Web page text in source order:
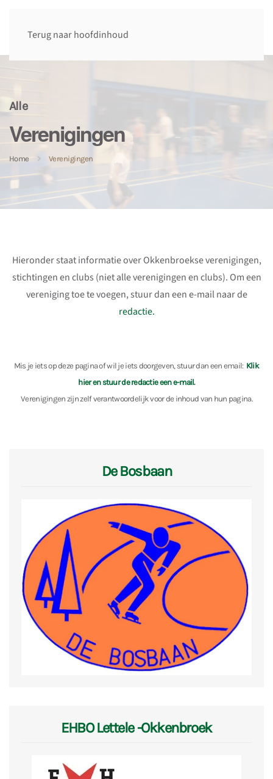
Terug naar hoofdinhoud
Alle
Verenigingen
Home Verenigingen
Hieronder staat informatie over Okkenbroekse verenigingen,
stichtingen en clubs (niet alle verenigingen en clubs). Om een
vereniging toe te voegen, stuur dan een e-mail naar de
redactie.
Mis je iets op deze pagina of wil je iets doorgeven, stuur dan een email: Klik
hier en stuur de redactie een e-mail.
Verenigingen zijn zelf verantwoordelijk voor de inhoud van hun pagina.
De Bosbaan
EHBO Lettele -Okkenbroek